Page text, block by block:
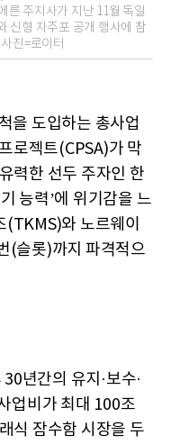
른 주지사가 지난 11월 독일
신형 자주포 공개 행사에 참
진=로이터
을 도입하는 총사업
로젝트(CPSA)가 막
력한 선두 주자인 한
능력’에 위기감을 느
와 노르웨이
(슬롯)까지 파격적으
년간의 유지·보수·
업비가 최대 100조
식 잠수함 시장을 두